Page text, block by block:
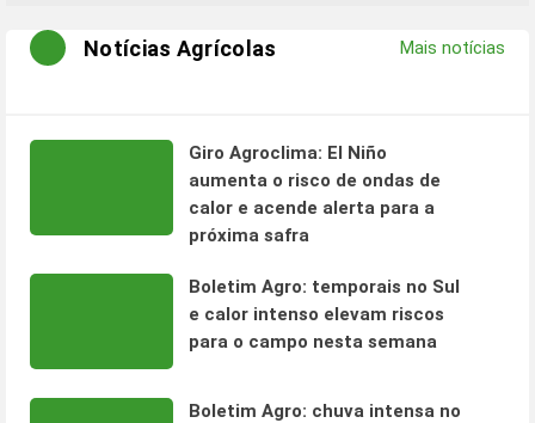
Notícias Agrícolas Mais notícias
Giro Agroclima: El Niño
aumenta o risco de ondas de
calor e acende alerta para a
próxima safra
Boletim Agro: temporais no Sul
e calor intenso elevam riscos
para o campo nesta semana
Boletim Agro: chuva intensa no